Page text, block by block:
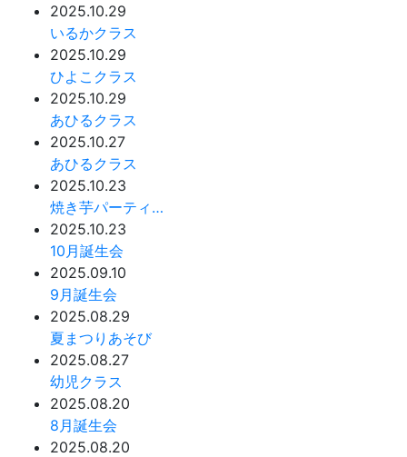
2025.10.29
いるかクラス
2025.10.29
ひよこクラス
2025.10.29
あひるクラス
2025.10.27
あひるクラス
2025.10.23
焼き芋パーティ…
2025.10.23
10月誕生会
2025.09.10
9月誕生会
2025.08.29
夏まつりあそび
2025.08.27
幼児クラス
2025.08.20
8月誕生会
2025.08.20